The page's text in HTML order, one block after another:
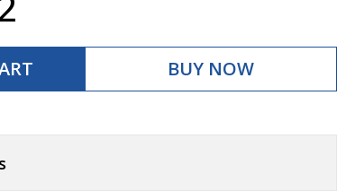
BUY NOW